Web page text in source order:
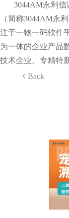
3044AM永利信
（简称3044AM永
注于一物一码软件
为一体的企业产品
技术企业、专精特
Back